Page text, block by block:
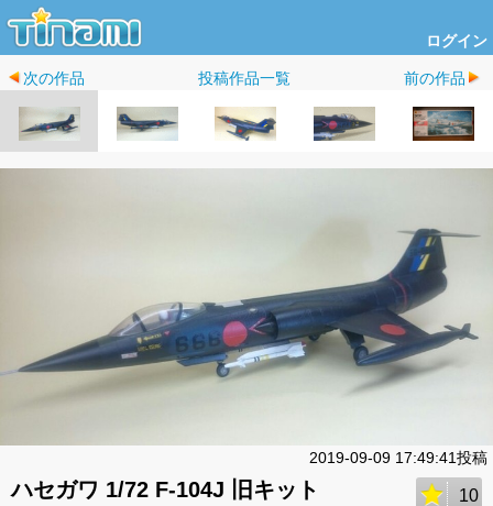
ログイン
次の作品 投稿作品一覧 前の作品
2019-09-09 17:49:41投稿
ハセガワ 1/72 F-104J 旧キット 10